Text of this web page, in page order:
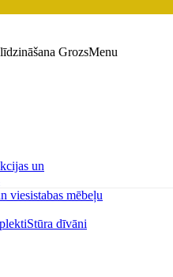
GrozsMenu
un
viesistabas mēbeļu
Stūra dīvāni